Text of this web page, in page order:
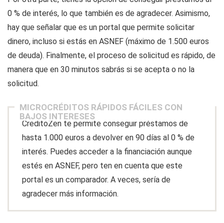
0 % de interés, lo que también es de agradecer. Asimismo,
hay que señalar que es un portal que permite solicitar
dinero, incluso si estás en ASNEF (máximo de 1.500 euros
de deuda). Finalmente, el proceso de solicitud es rápido, de
manera que en 30 minutos sabrás si se acepta o no la
solicitud.
MICROCRÉDITOS RÁPIDOS FÁCILES CON
BAJOS INTERESES
CreditoZen te permite conseguir préstamos de
hasta 1.000 euros a devolver en 90 días al 0 % de
interés. Puedes acceder a la financiación aunque
estés en ASNEF, pero ten en cuenta que este
portal es un comparador. A veces, sería de
agradecer más información.